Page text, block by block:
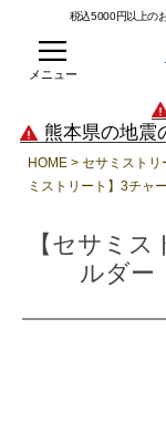
税込5000円以上の
メニュー
熊本県の地震
HOME セサミストリ
ミストリート】3チャ
【セサミ
ルダー